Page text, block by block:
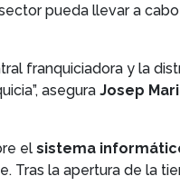
pueda llevar a
franquiciadora y la
asegura Josep
el sistema
Tras la apertura de la